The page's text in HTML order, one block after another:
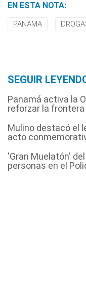
EN ESTA NOTA:
PANAMA
SEGUIR
Panamá activa la
reforzar la
Mulino destacó el
acto
'Gran Muelatón'
personas en el